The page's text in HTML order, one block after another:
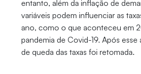
entanto, além da inflação de
variáveis podem influenciar as
ano, como o que aconteceu em
pandemia de Covid-19. Após esse
de queda das taxas foi retomada.